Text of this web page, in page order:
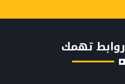
روابط تهمك